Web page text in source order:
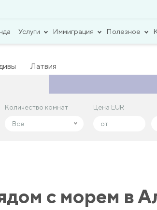
Услуги Иммиграция Полезное
Латвия
Количество комнат
Все
Цена EUR
Количество комнат
Все
Цена EUR
с морем в